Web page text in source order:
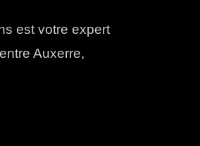
est votre expert
Auxerre,